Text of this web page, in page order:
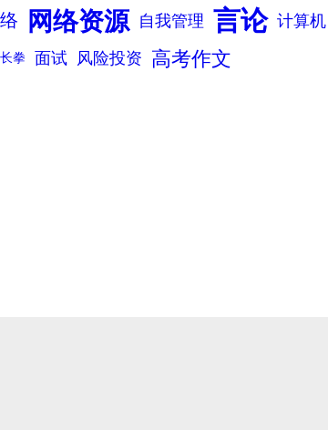
网络资源 自我管理 言论 计算机
长拳 面试 风险投资 高考作文